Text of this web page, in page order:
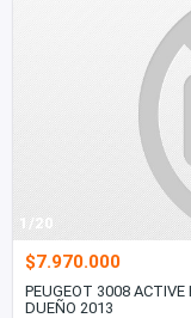
1/20
$7.970.000
PEUGEOT 3008
DUEÑO 2013